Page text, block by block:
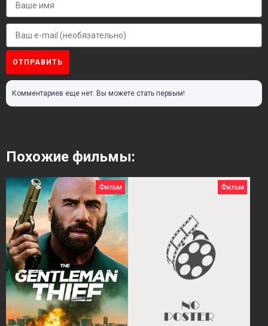
ОТПРАВИТЬ
Комментариев еще нет. Вы можете стать первым!
Похожие фильмы:
Фильм Фильм